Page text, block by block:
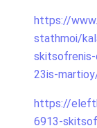
https://
stathmoi/
23is-
https://
6913-